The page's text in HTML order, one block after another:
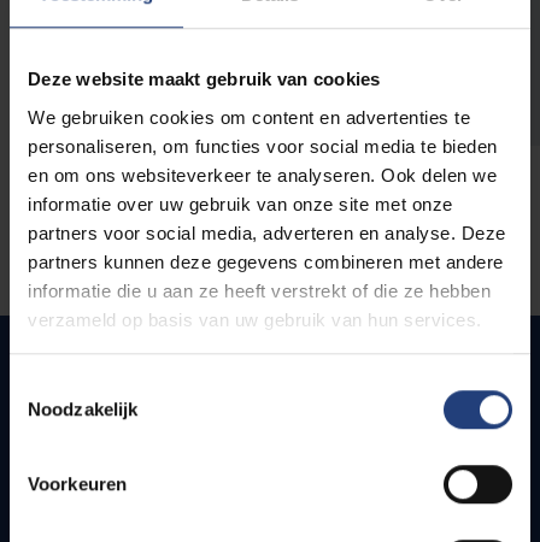
Deze website maakt gebruik van cookies
We gebruiken cookies om content en advertenties te
personaliseren, om functies voor social media te bieden
en om ons websiteverkeer te analyseren. Ook delen we
informatie over uw gebruik van onze site met onze
partners voor social media, adverteren en analyse. Deze
partners kunnen deze gegevens combineren met andere
informatie die u aan ze heeft verstrekt of die ze hebben
verzameld op basis van uw gebruik van hun services.
Noodzakelijk
Voorkeuren
Snel naar